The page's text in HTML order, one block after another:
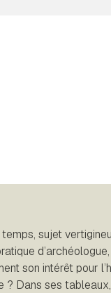
sujet
son intérêt pour
? Dans ses